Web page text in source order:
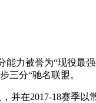
力被誉为“现役最
三分“驰名联盟。
在2017-18赛季